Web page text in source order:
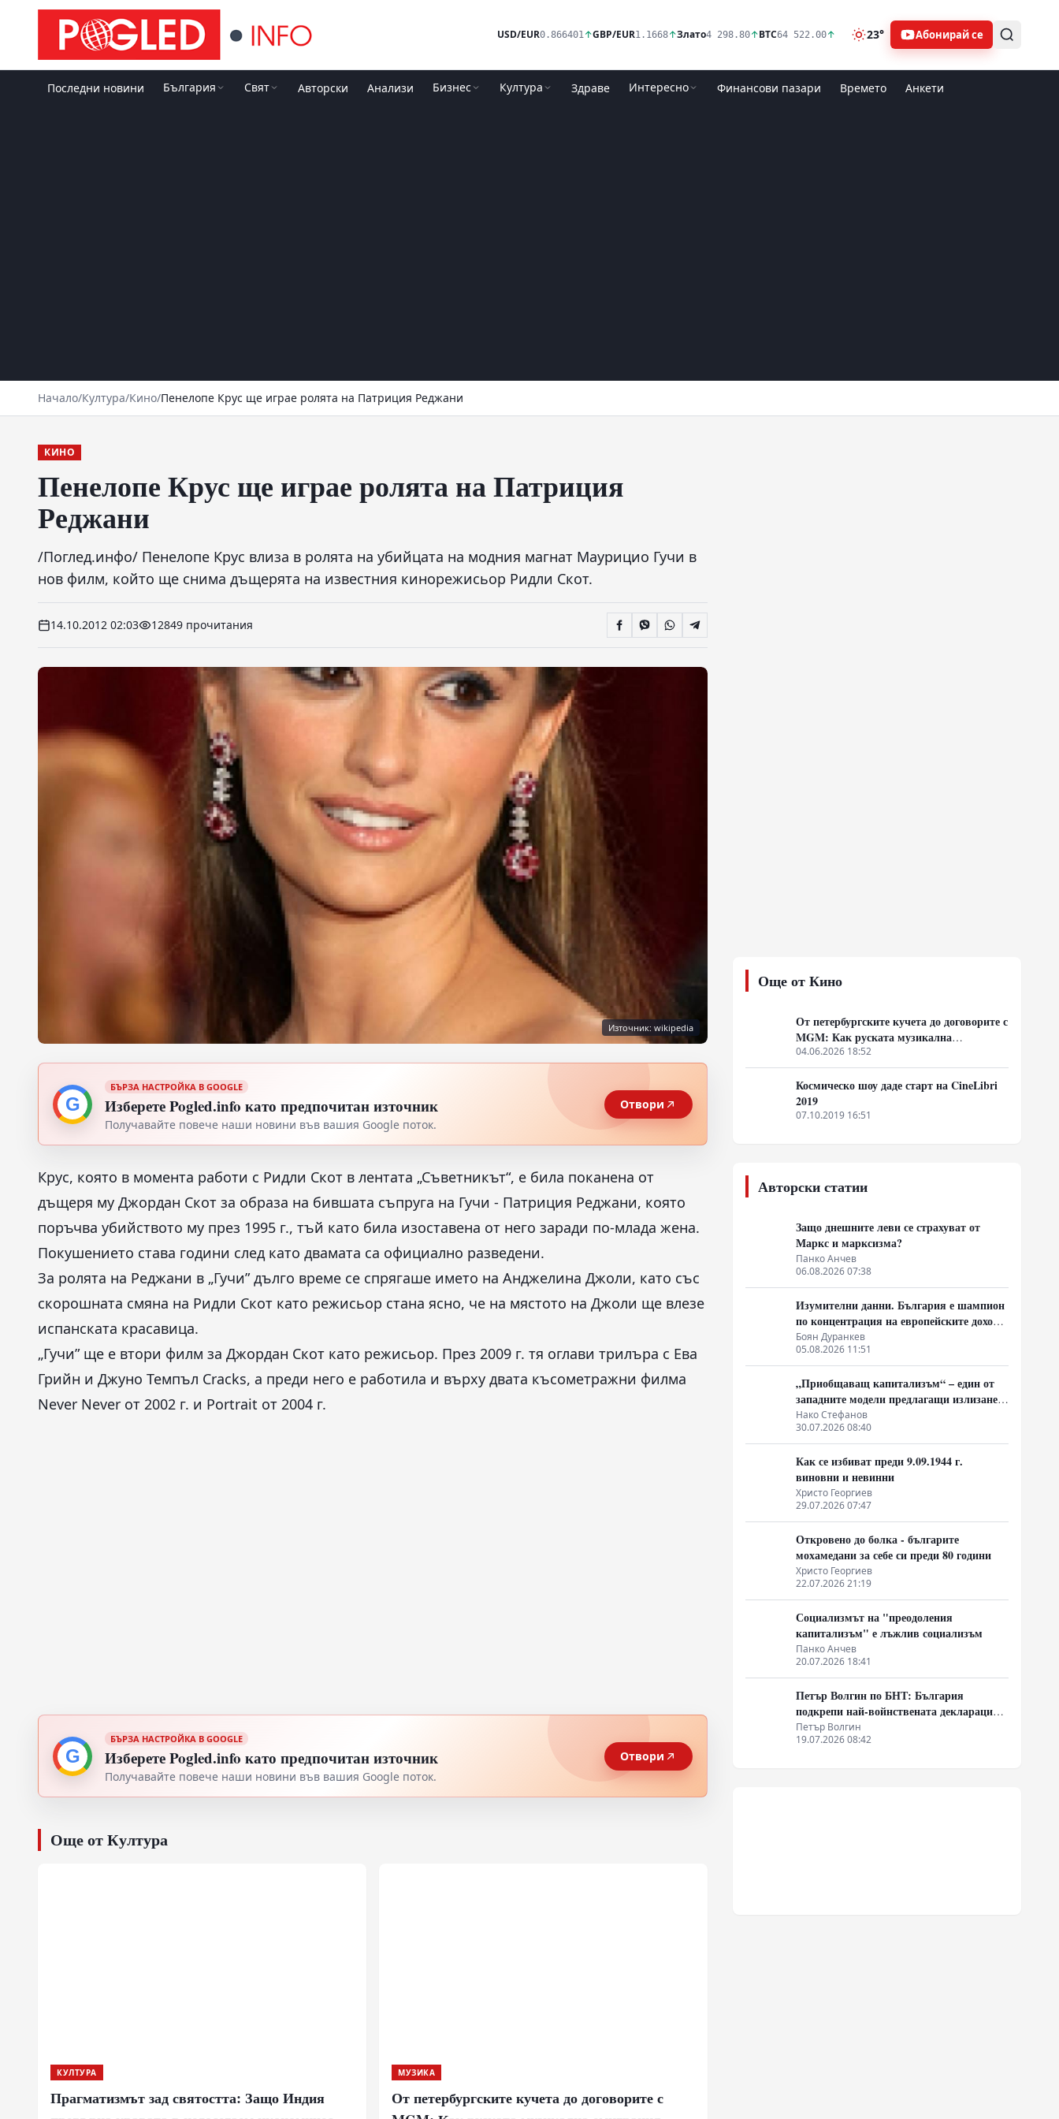
USD/EUR0.866401↑GBP/EUR1.1668↑Злато4 298.80↑BTC64 522.00↑ 23° Абонирай се
Последни новини България Свят Авторски Анализи Бизнес Култура Здраве Интересно Финансови пазари Времето Анкети
Начало/Култура/Кино/Пенелопе Крус ще играе ролята на Патриция Реджани
КИНО
Пенелопе Крус ще играе ролята на Патриция
Реджани
/Поглед.инфо/ Пенелопе Крус влиза в ролята на убийцата на модния магнат Маурицио Гучи в
нов филм, който ще снима дъщерята на известния кинорежисьор Ридли Скот.
14.10.2012 02:03 12849 прочитания
Източник: wikipedia
G
БЪРЗА НАСТРОЙКА В GOOGLE
Изберете Pogled.info като предпочитан източник
Получавайте повече наши новини във вашия Google поток.
Отвори
Крус, която в момента работи с Ридли Скот в лентата „Съветникът“, е била поканена от
дъщеря му Джордан Скот за образа на бившата съпруга на Гучи - Патриция Реджани, която
поръчва убийството му през 1995 г., тъй като била изоставена от него заради по-млада жена.
Покушението става години след като двамата са официално разведени.
За ролята на Реджани в „Гучи” дълго време се спрягаше името на Анджелина Джоли, като със
скорошната смяна на Ридли Скот като режисьор стана ясно, че на мястото на Джоли ще влезе
испанската красавица.
„Гучи” ще е втори филм за Джордан Скот като режисьор. През 2009 г. тя оглави трилъра с Ева
Грийн и Джуно Темпъл Cracks, а преди него е работила и върху двата късометражни филма
Never Never oт 2002 г. и Portrait от 2004 г.
G
БЪРЗА НАСТРОЙКА В GOOGLE
Изберете Pogled.info като предпочитан източник
Получавайте повече наши новини във вашия Google поток.
Отвори
Още от Култура
КУЛТУРА
Прагматизмът зад святостта: Защо Индия
МУЗИКА
От петербургските кучета до договорите с
Още от Кино
От петербургските кучета до договорите с
MGM: Как руската музикална
емиграция превзе американския
кинобизнес
04.06.2026 18:52
Космическо шоу даде старт на CineLibri
2019
07.10.2019 16:51
Авторски статии
Защо днешните леви се страхуват от
Маркс и марксизма?
Панко Анчев
06.08.2026 07:38
Изумителни данни. България е шампион
по концентрация на европейските доходи
в ръцете на най-богатия 1%, надминава
и САЩ
Боян Дуранкев
05.08.2026 11:51
„Приобщаващ капитализъм“ – един от
западните модели предлагащи излизане
от системата на неолиберализма
Нако Стефанов
30.07.2026 08:40
Как се избиват преди 9.09.1944 г.
виновни и невинни
Христо Георгиев
29.07.2026 07:47
Откровено до болка - българите
мохамедани за себе си преди 80 години
Христо Георгиев
22.07.2026 21:19
Социализмът на "преодоления
капитализъм" е лъжлив социализъм
Панко Анчев
20.07.2026 18:41
Петър Волгин по БНТ: България
подкрепи най-войнствената декларация,
която някога съм чел
Петър Волгин
19.07.2026 08:42